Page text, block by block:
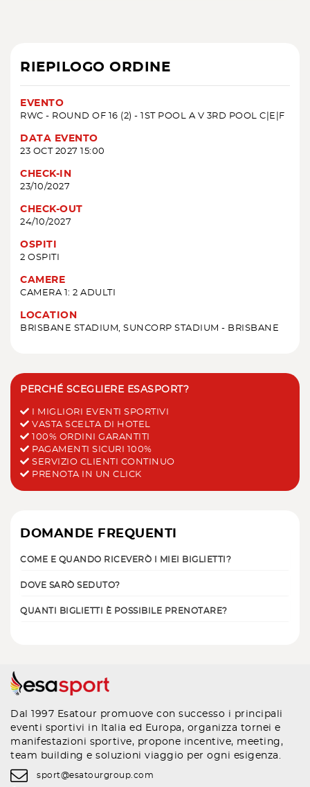
RIEPILOGO ORDINE
EVENTO
RWC - ROUND OF 16 (2) - 1ST POOL A V 3RD POOL C|E|F
DATA EVENTO
23 OCT 2027 15:00
CHECK-IN
23/10/2027
CHECK-OUT
24/10/2027
OSPITI
2 OSPITI
CAMERE
CAMERA 1: 2 ADULTI
LOCATION
BRISBANE STADIUM, SUNCORP STADIUM - BRISBANE
PERCHÉ SCEGLIERE ESASPORT?
I MIGLIORI EVENTI SPORTIVI
VASTA SCELTA DI HOTEL
100% ORDINI GARANTITI
PAGAMENTI SICURI 100%
SERVIZIO CLIENTI CONTINUO
PRENOTA IN UN CLICK
DOMANDE FREQUENTI
COME E QUANDO RICEVERÒ I MIEI BIGLIETTI?
DOVE SARÒ SEDUTO?
QUANTI BIGLIETTI È POSSIBILE PRENOTARE?
Dal 1997 Esatour promuove con successo i principali
eventi sportivi in Italia ed Europa, organizza tornei e
manifestazioni sportive, propone incentive, meeting,
team building e soluzioni viaggio per ogni esigenza.
sport@esatourgroup.com